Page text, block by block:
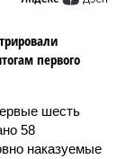
первого
шесть
58
наказуемые